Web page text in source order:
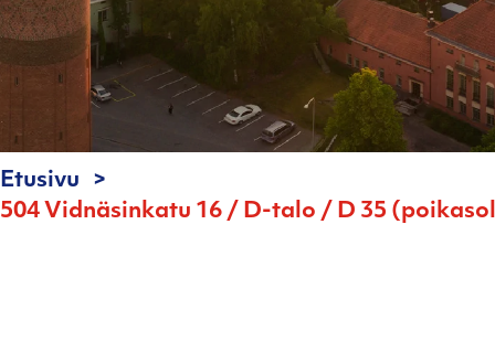
Etusivu
504 Vidnäsinkatu 16 / D-talo / D 35